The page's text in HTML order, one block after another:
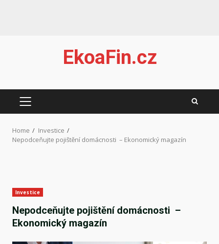
EkoaFin.cz
PRIMARY
Home
Investice
Nepodceňujte pojištění domácnosti – Ekonomický magazín
Investice
Nepodceňujte pojištění domácnosti –
Ekonomický magazín